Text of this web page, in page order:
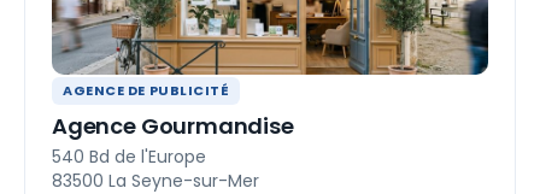
AGENCE DE PUBLICITÉ
Agence Gourmandise
540 Bd de l'Europe
83500 La Seyne-sur-Mer